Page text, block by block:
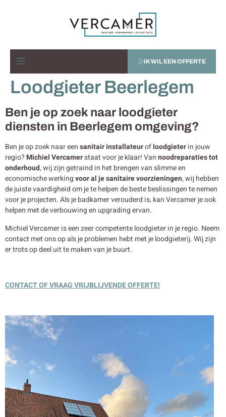
IK WIL EEN OFFERTE
Loodgieter Beerlegem
Ben je op zoek naar loodgieter
diensten in Beerlegem omgeving?
Ben je op zoek naar eensanitair installateurofloodgieterin jouw
regio? Michiel Vercamerstaat voor je klaar! Vannoodreparaties tot
onderhoud, wij zijn getraind in het brengen van slimme en
economische werkingvoor al je sanitaire voorzieningen, wij hebben
de juiste vaardigheid om je te helpen de beste beslissingen te nemen
voor je projecten. Als je badkamer verouderd is, kan Vercamer je ook
helpen met de verbouwing en upgrading ervan.
Michiel Vercamer is een zeer competente loodgieter in je regio. Neem
contact met ons op als je problemen hebt met je loodgieterij. Wij zijn
er trots op deel uit te maken van je buurt.
CONTACT OF VRAAG VRIJBLIJVENDE OFFERTE!